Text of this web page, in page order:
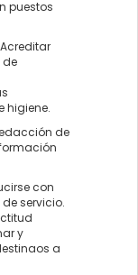
puestos
Acreditar
de
higiene.
de
con
servicio.
y
a